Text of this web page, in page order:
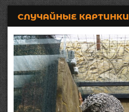
СЛУЧАЙНЫЕ КАРТИНКИ